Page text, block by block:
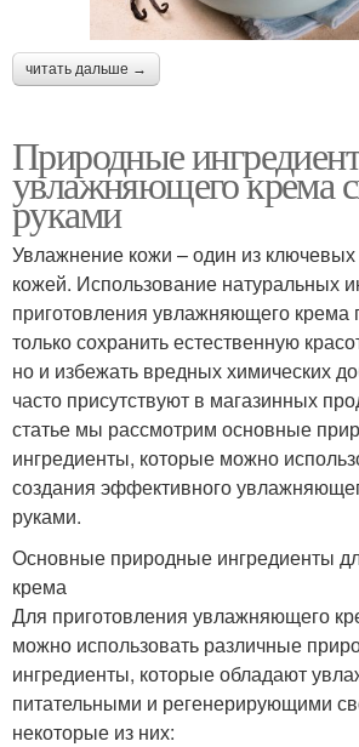
читать дальше →
Природные
увлажняющего крема
руками
Увлажнение кожи – один из ключевых
кожей. Использование натуральных
приготовления увлажняющего крема
только сохранить естественную
но и избежать вредных химических
часто присутствуют в магазинных
статье мы рассмотрим основные
ингредиенты, которые можно
создания эффективного
руками.
Основные природные ингредиенты
крема
Для приготовления увлажняющего
можно использовать различные
ингредиенты, которые обладают
питательными и регенерирующими
некоторые из них: